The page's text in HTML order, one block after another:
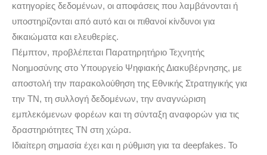
κατηγορίες δεδομένων, οι αποφάσεις που λαμβάνονται ή
υποστηρίζονται από αυτό και οι πιθανοί κίνδυνοι για
δικαιώματα και ελευθερίες.
Πέμπτον, προβλέπεται Παρατηρητήριο Τεχνητής
Νοημοσύνης στο Υπουργείο Ψηφιακής Διακυβέρνησης, με
αποστολή την παρακολούθηση της Εθνικής Στρατηγικής για
την ΤΝ, τη συλλογή δεδομένων, την αναγνώριση
εμπλεκόμενων φορέων και τη σύνταξη αναφορών για τις
δραστηριότητες ΤΝ στη χώρα.
Ιδιαίτερη σημασία έχει και η ρύθμιση για τα deepfakes. Το